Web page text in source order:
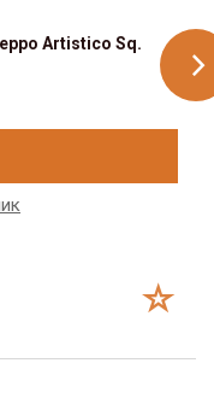
Artistico Sq.